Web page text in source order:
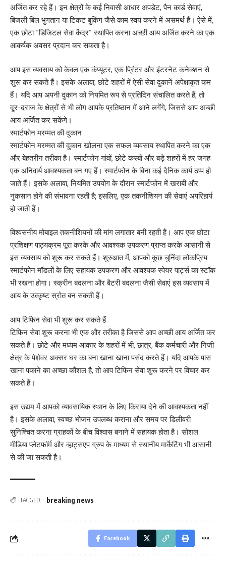
अर्जित कर रहे हैं। इन क्षेत्रों के कई निवासी आधार अपडेट, पैन कार्ड सेवाएं,
बिजली बिल भुगतान या टिकट बुकिंग जैसे काम स्वयं करने में असमर्थ हैं। ऐसे में,
एक छोटा “डिजिटल सेवा केंद्र” स्थापित करना अच्छी आय अर्जित करने का एक
आकर्षक अवसर प्रदान कर सकता है।
आप इस व्यवसाय को केवल एक कंप्यूटर, एक प्रिंटर और इंटरनेट कनेक्शन से
शुरू कर सकते हैं। इसके अलावा, छोटे शहरों में ऐसी सेवा दुकानें अपेक्षाकृत कम
हैं। यदि आप अपनी दुकान को नियमित रूप से प्रतिदिन संचालित करते हैं, तो
दूर-दराज के क्षेत्रों से भी लोग आपके प्रतिष्ठान में आने लगेंगे, जिससे आप अच्छी
आय अर्जित कर सकेंगे।
स्मार्टफोन मरम्मत की दुकान
स्मार्टफोन मरम्मत की दुकान खोलना एक सफल व्यवसाय स्थापित करने का एक
और बेहतरीन तरीका है। स्मार्टफोन गांवों, छोटे कस्बों और बड़े शहरों में हर जगह
एक अनिवार्य आवश्यकता बन गए हैं। स्मार्टफोन के बिना कई दैनिक कार्य ठप्प हो
जाते हैं। इसके अलावा, नियमित उपयोग के दौरान स्मार्टफोन में खराबी और
नुकसान होने की संभावना रहती है; इसलिए, एक तकनीशियन की सेवाएं अपरिहार्य
हो जाती हैं।
विश्वसनीय मोबाइल तकनीशियनों की मांग लगातार बनी रहती है। आप एक छोटा
प्रशिक्षण पाठ्यक्रम पूरा करके और आवश्यक उपकरण प्राप्त करके आसानी से
इस व्यवसाय को शुरू कर सकते हैं। शुरुआत में, आपको कुछ चुनिंदा लोकप्रिय
स्मार्टफोन मॉडलों के लिए सहायक उपकरण और आवश्यक स्पेयर पार्ट्स का स्टॉक
भी रखना होगा। स्क्रीन बदलना और बैटरी बदलना जैसी सेवाएं इस व्यवसाय में
आय के उत्कृष्ट स्रोत बन सकती हैं।
आप टिफिन सेवा भी शुरू कर सकते हैं
टिफिन सेवा शुरू करना भी एक और तरीका है जिससे आप अच्छी आय अर्जित कर
सकते हैं। छोटे और मध्यम आकार के शहरों में भी, छात्र, बैंक कर्मचारी और निजी
क्षेत्र के पेशेवर अक्सर घर का बना खाना खाना पसंद करते हैं। यदि आपके पास
खाना पकाने का अच्छा कौशल है, तो आप टिफिन सेवा शुरू करने पर विचार कर
सकते हैं।
इस उद्यम में आपको व्यावसायिक स्थान के लिए किराया देने की आवश्यकता नहीं
है। इसके अलावा, स्वच्छ भोजन उपलब्ध कराना और समय पर डिलीवरी
सुनिश्चित करना ग्राहकों के बीच विश्वास बनाने में सहायक होता है। सोशल
मीडिया प्लेटफॉर्म और व्हाट्सएप ग्रुप के माध्यम से स्थानीय मार्केटिंग भी आसानी
से की जा सकती है।
TAGGED: breaking news
Facebook